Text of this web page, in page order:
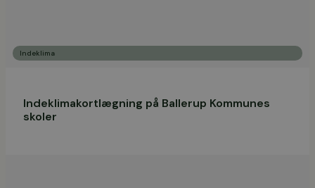
Indeklima
Indeklimakortlægning på Ballerup Kommunes
skoler